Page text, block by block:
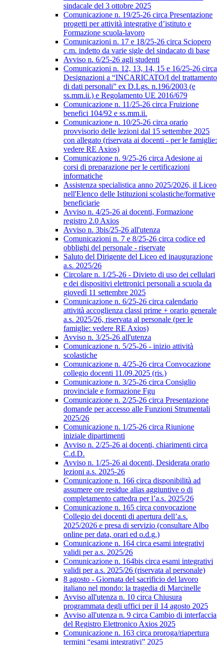
sindacale del 3 ottobre 2025
Comunicazione n. 19/25-26 circa Presentazione
progetti per attività integrative d’istituto e
Formazione scuola-lavoro
Comunicazioni n. 17 e 18/25-26 circa Sciopero
c.m. indetto da varie sigle del sindacato di base
Avviso n. 6/25-26 agli studenti
Comunicazioni n. 12, 13, 14, 15 e 16/25-26 circa
Designazioni a “INCARICATO/I del trattamento
di dati personali” ex D.Lgs. n.196/2003 (e
ss.mm.ii.) e Regolamento UE 2016/679
Comunicazione n. 11/25-26 circa Fruizione
benefici 104/92 e ss.mm.ii.
Comunicazione n. 10/25-26 circa orario
provvisorio delle lezioni dal 15 settembre 2025
con allegato (riservata ai docenti - per le famiglie:
vedere RE Axios)
Comunicazione n. 9/25-26 circa Adesione ai
corsi di preparazione per le certificazioni
informatiche
Assistenza specialistica anno 2025/2026, il Liceo
nell'Elenco delle Istituzioni scolastiche/formative
beneficiarie
Avviso n. 4/25-26 ai docenti, Formazione
registro 2.0 Axios
Avviso n. 3bis/25-26 all'utenza
Comunicazioni n. 7 e 8/25-26 circa codice ed
obblighi del personale - riservate
Saluto del Dirigente del Liceo ed inaugurazione
a.s. 2025/26
Circolare n. 1/25-26 - Divieto di uso dei cellulari
e dei dispositivi elettronici personali a scuola da
giovedì 11 settembre 2025
Comunicazione n. 6/25-26 circa calendario
attività accoglienza classi prime + orario generale
a.s. 2025/26, riservata al personale (per le
famiglie: vedere RE Axios)
Avviso n. 3/25-26 all'utenza
Comunicazione n. 5/25-26 - inizio attività
scolastiche
Comunicazione n. 4/25-26 circa Convocazione
collegio docenti 11.09.2025 (ris.)
Comunicazione n. 3/25-26 circa Consiglio
provinciale e formazione Fgu
Comunicazione n. 2/25-26 circa Presentazione
domande per accesso alle Funzioni Strumentali
2025/26
Comunicazione n. 1/25-26 circa Riunione
iniziale dipartimenti
Avviso n. 2/25-26 ai docenti, chiarimenti circa
C.d.D.
Avviso n. 1/25-26 ai docenti, Desiderata orario
lezioni a.s. 2025-26
Comunicazione n. 166 circa disponibilità ad
assumere ore residue alias aggiuntive o di
completamento cattedra per l’a.s. 2025/26
Comunicazione n. 165 circa convocazione
Collegio dei docenti di apertura dell’a.s.
2025/2026 e presa di servizio (consultare Albo
online per data, orari ed o.d.g.)
Comunicazione n. 164 circa esami integrativi
validi per a.s. 2025/26
Comunicazione n. 164bis circa esami integrativi
validi per a.s. 2025/26 (riservata al personale)
8 agosto - Giornata del sacrificio del lavoro
italiano nel mondo: la tragedia di Marcinelle
Avviso all'utenza n. 10 circa Chiusura
programmata degli uffici per il 14 agosto 2025
Avviso all'utenza n. 9 circa Cambio di interfaccia
del Registro Elettronico Axios 2025
Comunicazione n. 163 circa proroga/riapertura
termini “esami integrativi” 2025